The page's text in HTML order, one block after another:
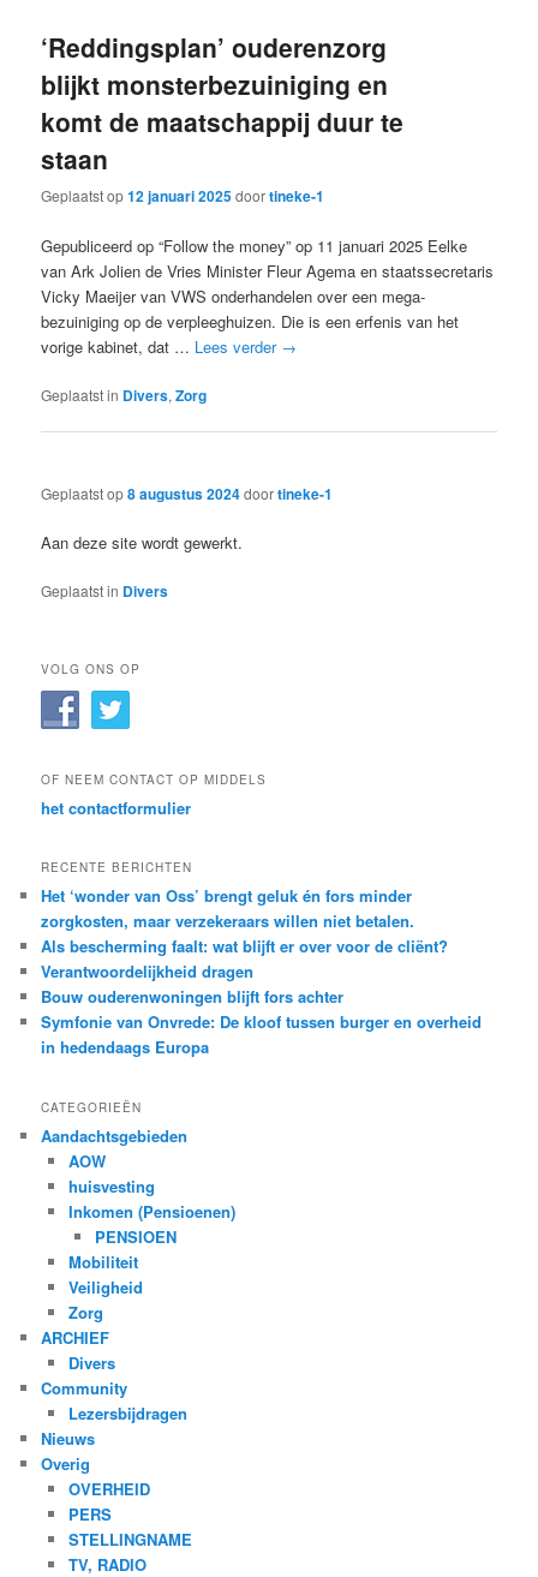
‘Reddingsplan’ ouderenzorg
blijkt monsterbezuiniging en
komt de maatschappij duur te
staan
Geplaatst op12 januari 2025doortineke-1
Gepubliceerd op “Follow the money” op 11 januari 2025 Eelke
van Ark Jolien de Vries Minister Fleur Agema en staatssecretaris
Vicky Maeijer van VWS onderhandelen over een mega-
bezuiniging op de verpleeghuizen. Die is een erfenis van het
vorige kabinet, dat … Lees verder →
Geplaatst in Divers,Zorg
Geplaatst op8 augustus 2024doortineke-1
Aan deze site wordt gewerkt.
Geplaatst in Divers
VOLG ONS OP
OF NEEM CONTACT OP MIDDELS
het contactformulier
RECENTE BERICHTEN
Het ‘wonder van Oss’ brengt geluk én fors minder
zorgkosten, maar verzekeraars willen niet betalen.
Als bescherming faalt: wat blijft er over voor de cliënt?
Verantwoordelijkheid dragen
Bouw ouderenwoningen blijft fors achter
Symfonie van Onvrede: De kloof tussen burger en overheid
in hedendaags Europa
CATEGORIEËN
Aandachtsgebieden
AOW
huisvesting
Inkomen (Pensioenen)
PENSIOEN
Mobiliteit
Veiligheid
Zorg
ARCHIEF
Divers
Community
Lezersbijdragen
Nieuws
Overig
OVERHEID
PERS
STELLINGNAME
TV, RADIO